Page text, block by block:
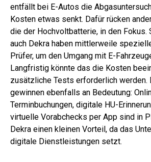
entfällt bei E-Autos die
Kosten etwas senkt. Dafür rücken
die der Hochvoltbatterie, in den Fokus.
auch Dekra haben mittlerweile
Prüfer, um den Umgang mit E-
Langfristig könnte das die Kosten
zusätzliche Tests erforderlich werden.
gewinnen ebenfalls an Bedeutung:
Terminbuchungen, digitale HU-
virtuelle Vorabchecks per App sind in
Dekra einen kleinen Vorteil, da das
digitale Dienstleistungen setzt.